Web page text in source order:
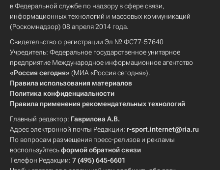
в Федеральной службе по надзору в сфере связи,
информационных технологий и массовых коммуникаций
(Роскомнадзор) 08 апреля 2014 года.
Свидетельство о регистрации Эл № ФС77-57640
Учредитель: Федеральное государственное унитарное
предприятие Международное информационное агентство
«Россия сегодня» (МИА «Россия сегодня»).
Правила использования материалов
Политика конфиденциальности
Правила применения рекомендательных технологий
Главный редактор: Гаврилова А.В.
Адрес электронной почты Редакции: r-sport.internet@ria.ru
По вопросам размещения пресс-релизов и рекламы
воспользуйтесьформой обратной связи
Телефон Редакции: 7 (495) 645-6601